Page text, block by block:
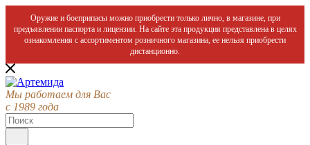
Оружие и боеприпасы можно приобрести только лично, в магазине, при
предъявлении паспорта и лицензии. На сайте эта продукция представлена в целях
ознакомления с ассортиментом розничного магазина, ее нельзя приобрести
дистанционно.
Мы работаем для Вас
с 1989 года